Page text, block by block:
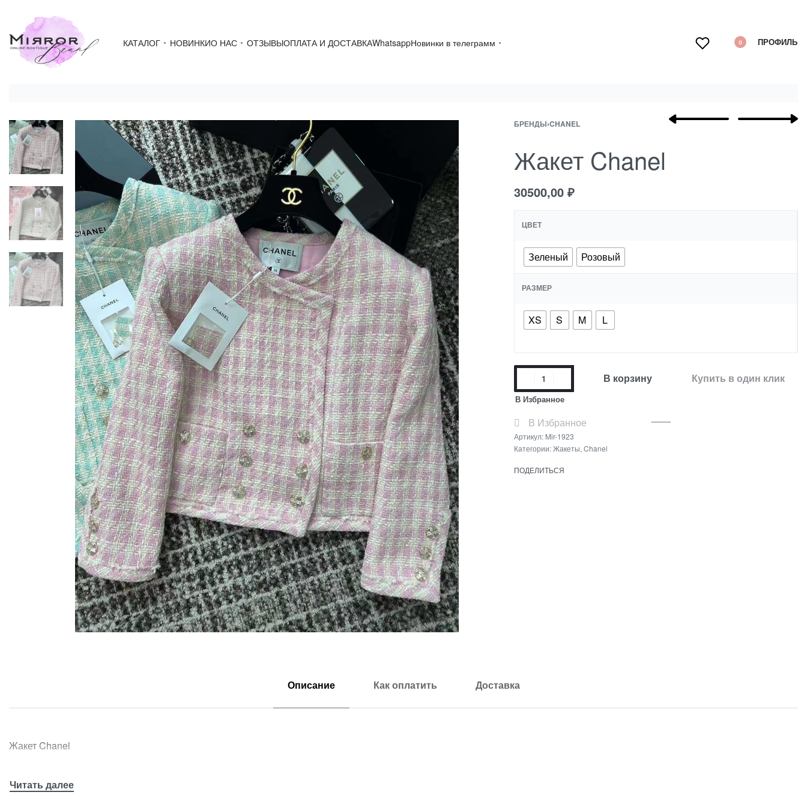
КАТАЛОГ НОВИНКИО НАС ОТЗЫВЫОПЛАТА И ДОСТАВКАWhatsappНовинки в телеграмм 0 ПРОФИЛЬ
БРЕНДЫ›CHANEL
Жакет Chanel
30500,00 ₽
ЦВЕТ
Зеленый Розовый
РАЗМЕР
XS S M L
В корзину Купить в один клик
В Избранное
В Избранное
Артикул: Mir-1923
Категории:Жакеты, Chanel
ПОДЕЛИТЬСЯ
Описание Как оплатить Доставка
Жакет Chanel